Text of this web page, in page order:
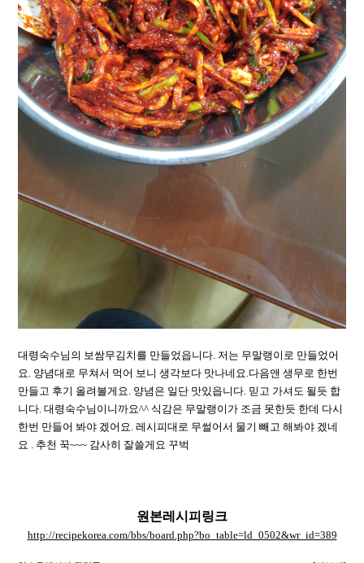
대령숙수님의 보쌈무김치를 만들었읍니다. 저는 무말랭이로 만들었어
요. 양념대로 무쳐서 먹어 보니 생각보다 맛나네요.다음앤 생무로 한번
만들고 후기 올려볼게요. 양념은 일단 맛있읍니다. 믿고 가셔도 될듯 합
니다. 대령숙수님이니까요^^ 식감은 무말랭이가 조금 못한듯 한데 다시
한번 만들어 봐야 겠어요. 레시피대로 무썰어서 물기 빼고 해봐야 겠네
요 . 추천 꾹~~~ 감사히 잘쓸게요 꾸벅
원본레시피링크
http://recipekorea.com/bbs/board.php?bo_table=ld_0502&wr_id=389